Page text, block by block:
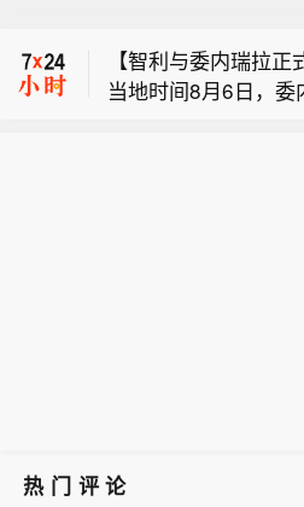
在安理会审议南苏丹
应维护该国国家稳定
【智利与委内瑞拉正
当地时间8月6日，
热门评论